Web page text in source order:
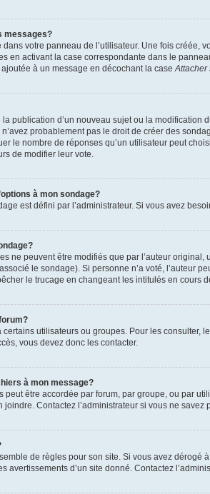
messages?
votre panneau de l’utilisateur. Une fois créée,
en activant la case correspondante dans le
à un message en décochant la case Attacher
publication d’un nouveau sujet ou la
probablement pas le droit de créer des
le nombre de réponses qu’un utilisateur peut
de modifier leur vote.
à mon sondage?
est défini par l’administrateur. Si vous avez
ne peuvent être modifiés que par l’auteur
le sondage). Si personne n’a voté, l’auteur
le trucage en changeant les intitulés en cours
utilisateurs ou groupes. Pour les
vous devez donc les contacter.
à mon message?
peut être accordée par forum, par groupe, ou par
Contactez l’administrateur si vous ne
de règles pour son site. Si vous avez dérogé
avertissements d’un site donné. Contactez